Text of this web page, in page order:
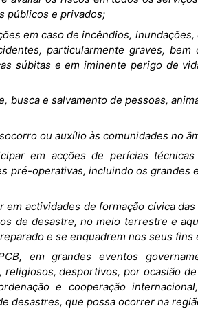
públicos e privados;
em caso de incêndios,
particularmente graves,
súbitas e em iminente perigo de
busca e salvamento de pessoas,
ou auxílio às comunidades no
em acções de perícias
pré-operativas, incluindo os grandes
em actividades de formação cívica
de desastre, no meio terrestre e
e se enquadrem nos seus fins
em grandes eventos
desportivos, por ocasião
e cooperação
desastres, que possa ocorrer na